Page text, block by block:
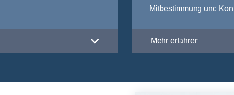
Mitbestimmung und
Mehr erfahren